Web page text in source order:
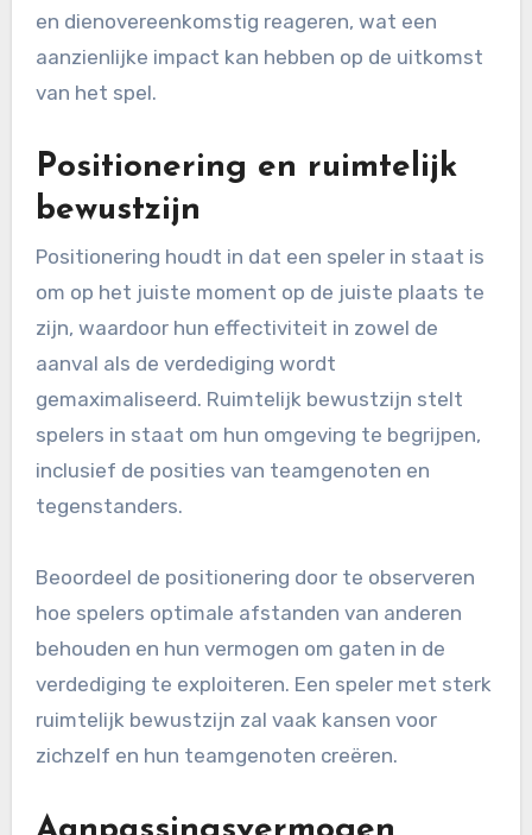
en dienovereenkomstig reageren, wat een
aanzienlijke impact kan hebben op de uitkomst
van het spel.
Positionering en ruimtelijk
bewustzijn
Positionering houdt in dat een speler in staat is
om op het juiste moment op de juiste plaats te
zijn, waardoor hun effectiviteit in zowel de
aanval als de verdediging wordt
gemaximaliseerd. Ruimtelijk bewustzijn stelt
spelers in staat om hun omgeving te begrijpen,
inclusief de posities van teamgenoten en
tegenstanders.
Beoordeel de positionering door te observeren
hoe spelers optimale afstanden van anderen
behouden en hun vermogen om gaten in de
verdediging te exploiteren. Een speler met sterk
ruimtelijk bewustzijn zal vaak kansen voor
zichzelf en hun teamgenoten creëren.